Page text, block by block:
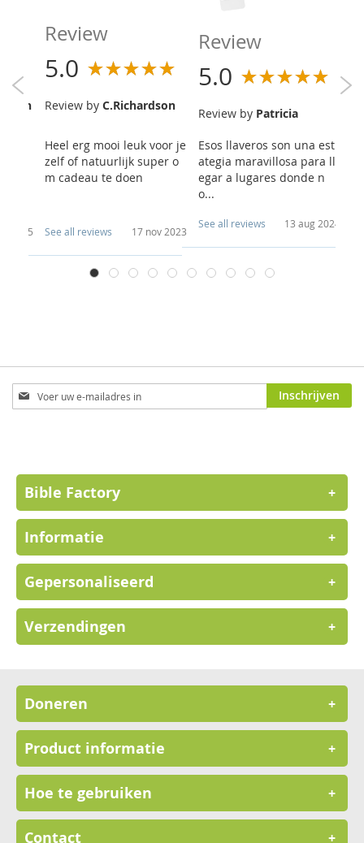
2025
Review
5.0
Review by C.Richardson
Heel erg mooi leuk voor je
zelf of natuurlijk super o
m cadeau te doen
See all reviews 17 nov 2023
Review
5.0
Review by Patricia
Esos llaveros son una estr
ategia maravillosa para ll
egar a lugares donde n
o...
See all reviews 13 aug 2024
Abonneer
u
Inschrijven
Bible Factory +
Informatie +
Gepersonaliseerd +
Verzendingen +
Doneren +
Product informatie +
Hoe te gebruiken +
Contact +